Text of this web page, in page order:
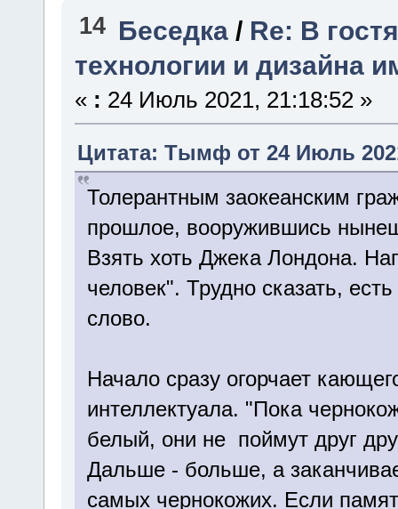
14 Беседка / Re: В
технологии и дизайна
« : 24 Июль 2021, 21:18:52 »
Цитата: Тымф от 24 Июль
Толерантным заокеанским
прошлое, вооружившись
Взять хоть Джека Лондона.
человек". Трудно сказать,
слово.
Начало сразу огорчает
интеллектуала. "Пока
белый, они не поймут друг
Дальше - больше, а
самых чернокожих. Если